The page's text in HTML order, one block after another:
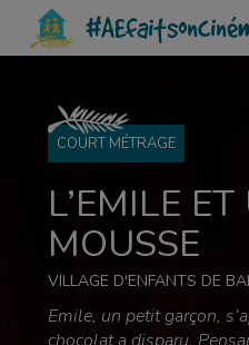
COURT MÉTRAGE
L’EMILE
MOUSSE
VILLAGE D'ENFANTS DE
Emile, un petit garçon,